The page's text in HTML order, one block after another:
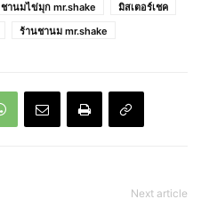
ชานมไข่มุก mr.shake
มิสเตอร์เชค
ร้านชานม mr.shake
Next article